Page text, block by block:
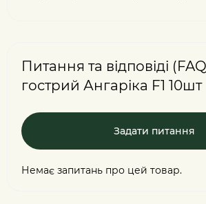
Питання та відповіді
гострий Ангаріка F1 10шт
Задати питання
Немає запитань про цей товар.